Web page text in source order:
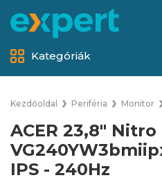
Kategóriák
Kezdőoldal Periféria Monitor
ACER 23,8" Nitro
IPS - 240Hz